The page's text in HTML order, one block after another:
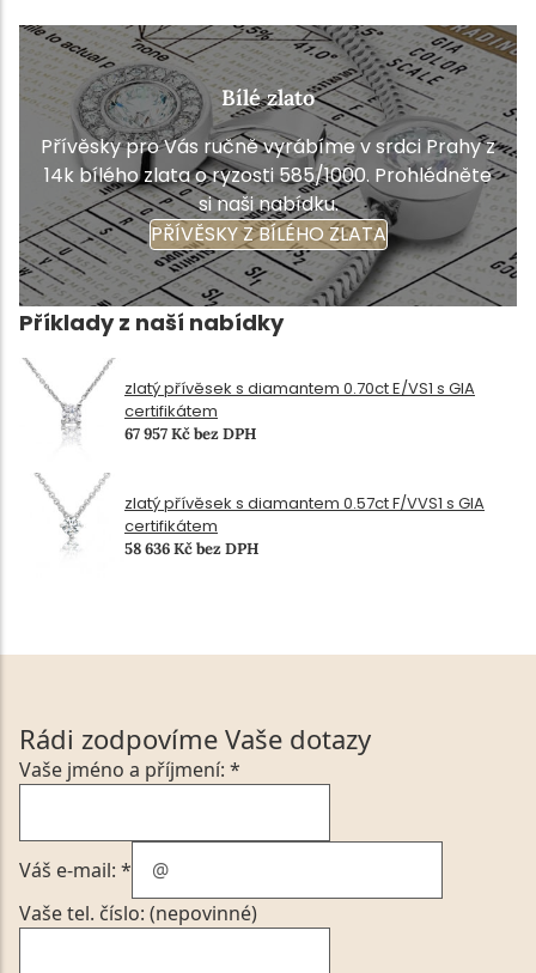
Bílé zlato
Přívěsky pro Vás ručně vyrábíme v srdci Prahy z
14k bílého zlata o ryzosti 585/1000. Prohlédněte
si naši nabídku.
PŘÍVĚSKY Z BÍLÉHO ZLATA
Příklady z naší nabídky
zlatý přívěsek s diamantem 0.70ct E/VS1 s GIA
certifikátem
67 957 Kč bez DPH
zlatý přívěsek s diamantem 0.57ct F/VVS1 s GIA
certifikátem
58 636 Kč bez DPH
Rádi zodpovíme Vaše dotazy
Vaše jméno a příjmení: *
Váš e-mail: *
Vaše tel. číslo: (nepovinné)